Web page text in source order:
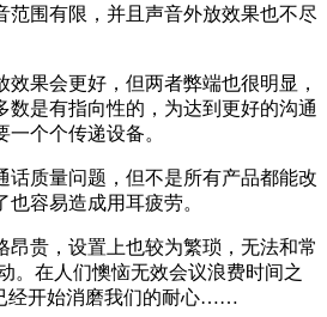
范围有限，并且声音外放效果也不尽
效果会更好，但两者弊端也很明显，
数是有指向性的，为达到更好的沟通
个个传递设备。
话质量问题，但不是所有产品都能改
容易造成用耳疲劳。
昂贵，设置上也较为繁琐，无法和常
。在人们懊恼无效会议浪费时间之
经开始消磨我们的耐心……